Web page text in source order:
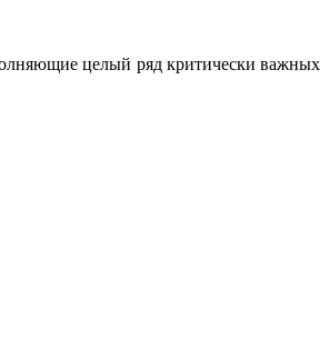
целый ряд критически важных